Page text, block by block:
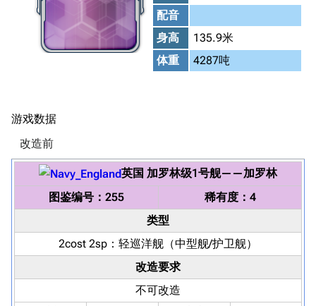
配音
身高
135.9米
体重
4287吨
游戏数据
改造前
英国 加罗林级1号舰——加罗林
图鉴编号：255
稀有度：4
类型
2cost 2sp： 轻巡洋舰 （中型舰/护卫舰）
改造要求
不可改造